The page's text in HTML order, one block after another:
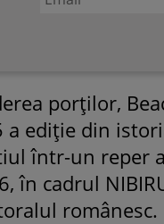
porților,
a ediție din
într-un reper
în cadrul
românesc.